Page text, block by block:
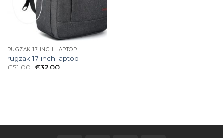
RUGZAK 17 INCH LAPTOP
rugzak 17 inch laptop
€51.00 €32.00